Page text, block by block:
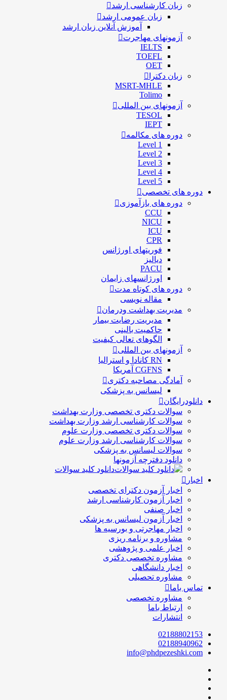
زبان کارشناسی ارشد
زبان عمومی ارشد
آموزش آنلاین زبان ارشد
آزمونهای مهاجرت
IELTS
TOEFL
OET
زبان دکترا
MSRT-MHLE
Tolimo
آزمونهای بین المللی
TESOL
IEPT
دوره های مکالمه
Level 1
Level 2
Level 3
Level 4
Level 5
دوره های تخصصی
دوره های بازآموزی
CCU
NICU
ICU
CPR
فوریتهای اورژانس
دیالیز
PACU
اورژانسهای زایمان
دوره های کوتاه مدت
مقاله نویسی
مدیریت بهداشت ودرمان
مديريت رضايت بيمار
حاكميت بالينی
الگوهای تعالی کيفيت
آزمونهای بین المللی
RN کانادا و استرالیا
CGFNS آمریکا
آمادگی مصاحبه دکتری
لیسانس به پزشکی
دانلودرایگان
سوالات دکتری تخصصی وزارت بهداشت
سوالات کارشناسی ارشد وزارت بهداشت
سوالات دکتری تخصصی وزارت علوم
سوالات کارشناسی ارشد وزارت علوم
سوالات لیسانس به پزشکی
دانلود دفترچه آزمونها
دانلود کلید سوالات
اخبار
اخبار آزمون دکترای تخصصی
اخبار آزمون کارشناسی ارشد
اخبار صنفی
اخبار آزمون لیسانس به پزشکی
اخبار مهاجرتی و بورسیه ها
مشاوره و برنامه ریزی
اخبار علمی و پژوهشی
مشاوره تخصصی دکتری
اخبار دانشگاهی
مشاوره تحصیلی
تماس باما
مشاوره تخصصی
ارتباط باما
انتشارات
02188802153
02188940962
info@phdpezeshki.com